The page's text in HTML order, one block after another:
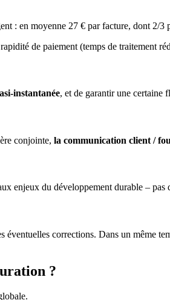
: en moyenne 27 € par facture, dont 2/
de paiement (temps de traitement
instantanée, et de garantir une certaine
conjointe, la communication client /
enjeux du développement durable – pas
corrections. Dans un même
?